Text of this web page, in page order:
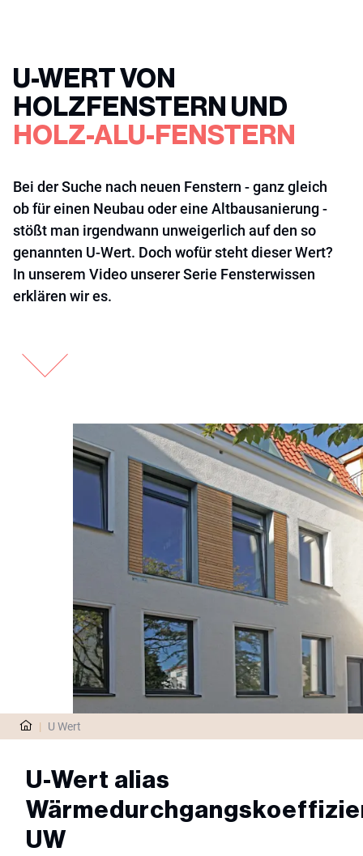
U-WERT VON
HOLZFENSTERN UND
HOLZ-ALU-FENSTERN
Bei der Suche nach neuen Fenstern - ganz gleich
ob für einen Neubau oder eine Altbausanierung -
stößt man irgendwann unweigerlich auf den so
genannten U-Wert. Doch wofür steht dieser Wert?
In unserem Video unserer Serie Fensterwissen
erklären wir es.
| U Wert
U-Wert alias
UW